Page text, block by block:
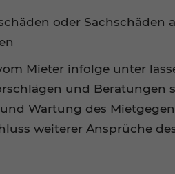
oder Sachschäden
Mieter infolge unter
und Beratungen
Wartung des
weiterer Ansprüche